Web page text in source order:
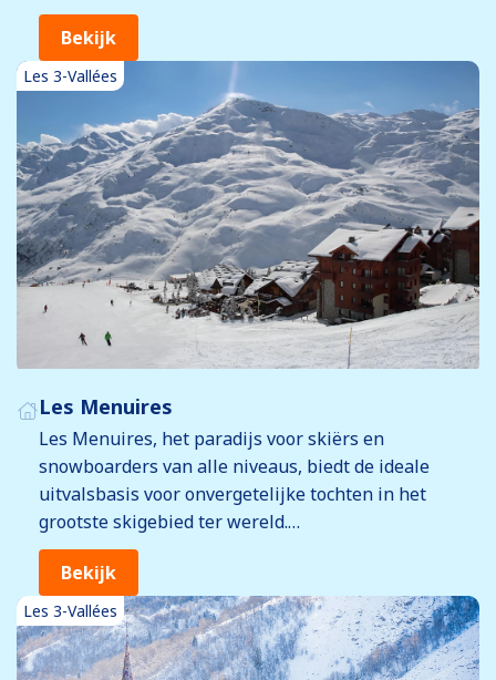
november tot mei altijd sneeuw ligt. Daarnaast
bevindt het dorp zich in het grootste
aaneengesloten skigebied ter wereld, waardoor je
elke dag weer nieuwe pistes kunt verkennen. Ook
voor een uitbundige après-ski moet je in Val
Thorens zijn. Met barren zoals La Folie Douce, de
360 bar en Le Monde kun je hier tot in de late
uurtjes helemaal los gaan. Kortom, Val Thorens
heeft alles voor een onvergetelijke
wintersportvakantie!
Bekijk
Les 3-Vallées
Les Menuires
Les Menuires, het paradijs voor skiërs en
snowboarders van alle niveaus, biedt de ideale
uitvalsbasis voor onvergetelijke tochten in het
grootste skigebied ter wereld.
Een bijkomend voordeel is dat alle accommodaties
direct aan de piste liggen, waardoor je optimaal kunt
genieten van je dag op de berg. Bovendien zijn de
accommodaties en faciliteiten in Les Menuires
Bekijk
Les 3-Vallées